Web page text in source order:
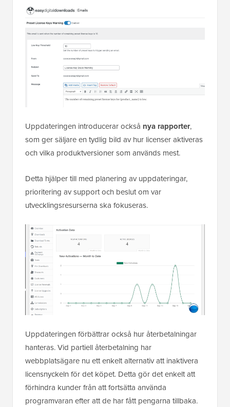
Uppdateringen introducerar också nya rapporter,
som ger säljare en tydlig bild av hur licenser aktiveras
och vilka produktversioner som används mest.
Detta hjälper till med planering av uppdateringar,
prioritering av support och beslut om var
utvecklingsresurserna ska fokuseras.
Uppdateringen förbättrar också hur återbetalningar
hanteras. Vid partiell återbetalning har
webbplatsägare nu ett enkelt alternativ att inaktivera
licensnyckeln för det köpet. Detta gör det enkelt att
förhindra kunder från att fortsätta använda
programvaran efter att de har fått pengarna tillbaka.